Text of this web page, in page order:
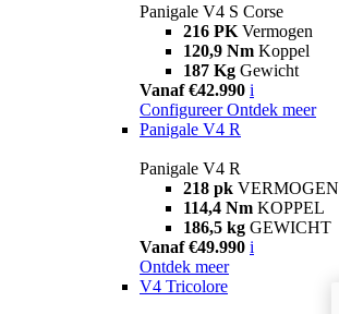
Panigale V4 S Corse
216 PK Vermogen
120,9 Nm Koppel
187 Kg Gewicht
Vanaf €42.990 i
Configureer Ontdek meer
Panigale V4 R
Panigale V4 R
218 pk VERMOGEN
114,4 Nm KOPPEL
186,5 kg GEWICHT
Vanaf €49.990 i
Ontdek meer
V4 Tricolore